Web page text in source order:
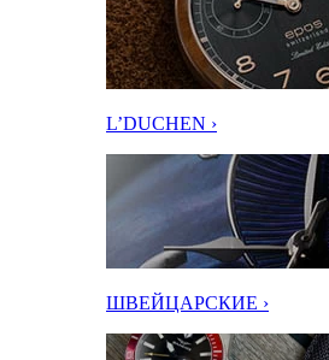
L’DUCHEN ›
ШВЕЙЦАРСКИЕ ›